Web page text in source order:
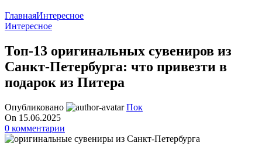
ГлавнаяИнтересное
Интересное
Топ-13 оригинальных сувениров из
Санкт-Петербурга: что привезти в
подарок из Питера
Опубликовано
Пок
On 15.06.2025
0 комментарии